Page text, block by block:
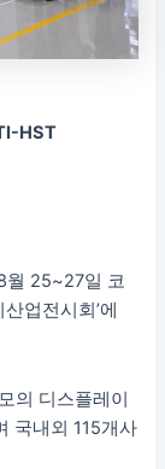
HST
월 25~27일 코
업전시회’에
의 디스플레이
국내외 115개사